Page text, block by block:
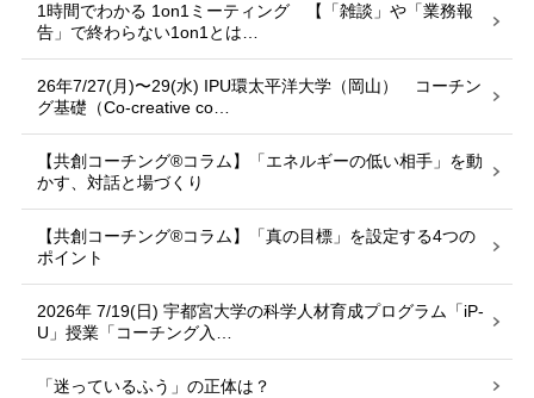
1時間でわかる 1on1ミーティング 【「雑談」や「業務報
告」で終わらない1on1とは…
26年7/27(月)〜29(水) IPU環太平洋大学（岡山） コーチン
グ基礎（Co-creative co…
【共創コーチング®︎コラム】「エネルギーの低い相手」を動
かす、対話と場づくり
【共創コーチング®︎コラム】「真の目標」を設定する4つの
ポイント
2026年 7/19(日) 宇都宮大学の科学人材育成プログラム「iP-
U」授業「コーチング入…
「迷っているふう」の正体は？